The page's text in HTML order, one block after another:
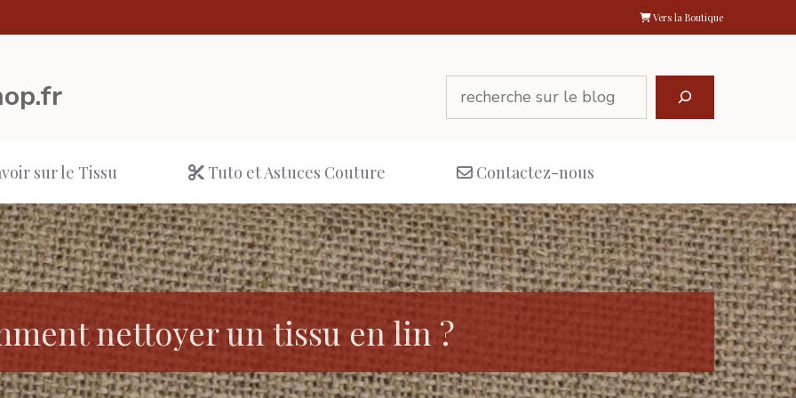
Vers la Boutique
Rechercher
sur le Tissu Tuto et Astuces Couture Contactez-nous
nettoyer un tissu en lin ?